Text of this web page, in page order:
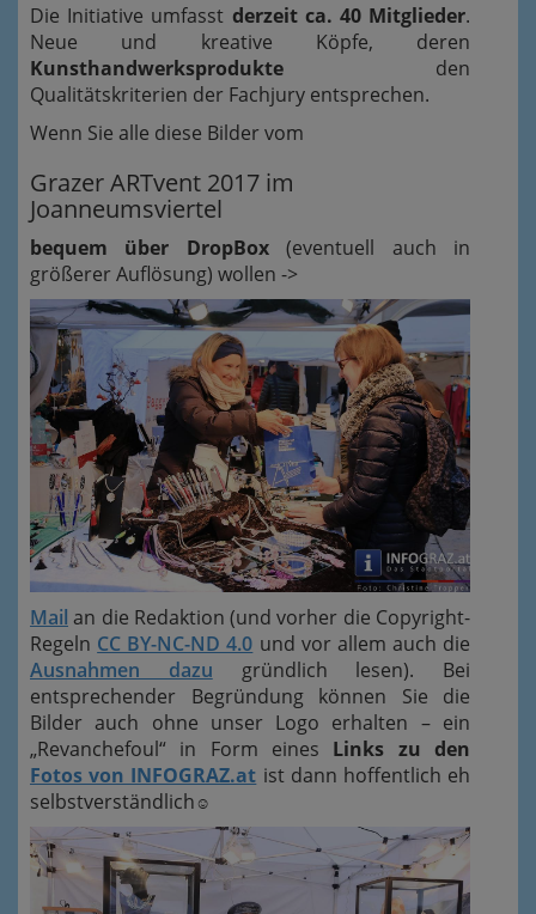
Die Initiative umfasst derzeit ca. 40 Mitglieder.
Neue und kreative Köpfe, deren
Kunsthandwerksprodukte den
Qualitätskriterien der Fachjury entsprechen.
Wenn Sie alle diese Bilder vom
Grazer ARTvent 2017 im
Joanneumsviertel
bequem über DropBox(eventuell auch in
größerer Auflösung) wollen ->
Mail an die Redaktion (und vorher die Copyright-
Regeln CC BY-NC-ND 4.0 und vor allem auch die
Ausnahmen dazu gründlich lesen). Bei
entsprechender Begründung können Sie die
Bilder auch ohne unser Logo erhalten – ein
„Revanchefoul“ in Form eines Links zu den
Fotos von INFOGRAZ.at ist dann hoffentlich eh
selbstverständlich ☺